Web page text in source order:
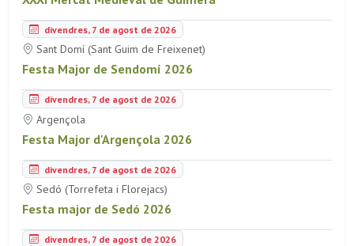
divendres, 7 de agost de 2026
Sant Domí (Sant Guim de Freixenet)
Festa Major de Sendomí 2026
divendres, 7 de agost de 2026
Argençola
Festa Major d'Argençola 2026
divendres, 7 de agost de 2026
Sedó (Torrefeta i Florejacs)
Festa major de Sedó 2026
divendres, 7 de agost de 2026